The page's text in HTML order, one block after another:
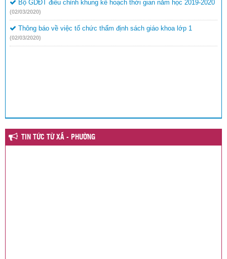
Bộ GDĐT điều chỉnh khung kế hoạch thời gian năm học 2019-2020
(02/03/2020)
Thông báo về việc tổ chức thẩm định sách giáo khoa lớp 1
(02/03/2020)
TIN TỨC TỪ XÃ - PHƯỜNG